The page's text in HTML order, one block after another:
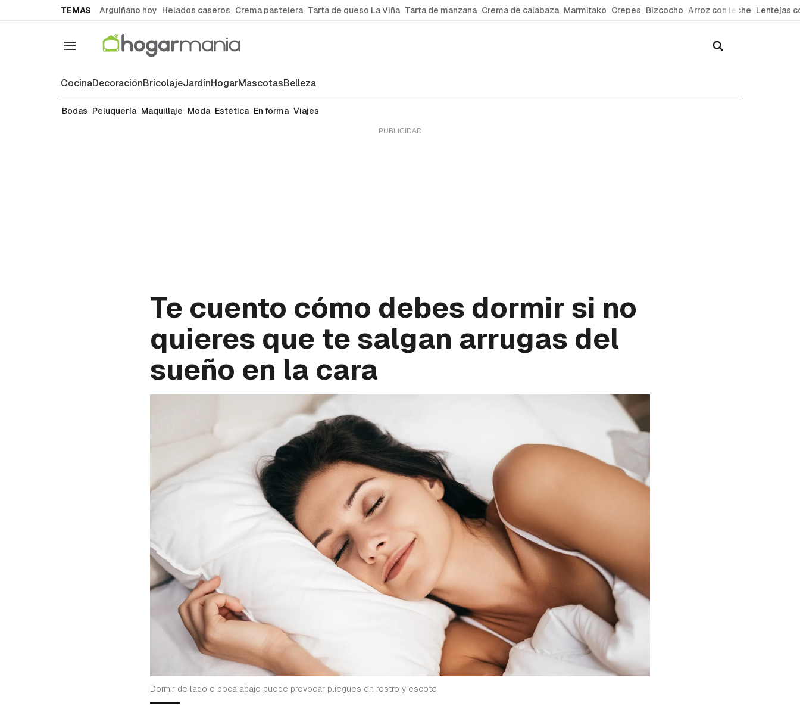
TEMAS Arguiñano hoy Helados caseros Crema pastelera Tarta de queso La Viña Tarta de manzana Crema de calabaza Marmitako Crepes Bizcocho Arroz con leche Lentejas
Navegación
CocinaDecoraciónBricolajeJardínHogarMascotasBelleza
Estética
Bodas Peluquería Maquillaje Moda Estética En forma Viajes
Te cuento cómo debes dormir si no
quieres que te salgan arrugas del
sueño en la cara
Dormir de lado o boca abajo puede provocar pliegues en rostro y escote